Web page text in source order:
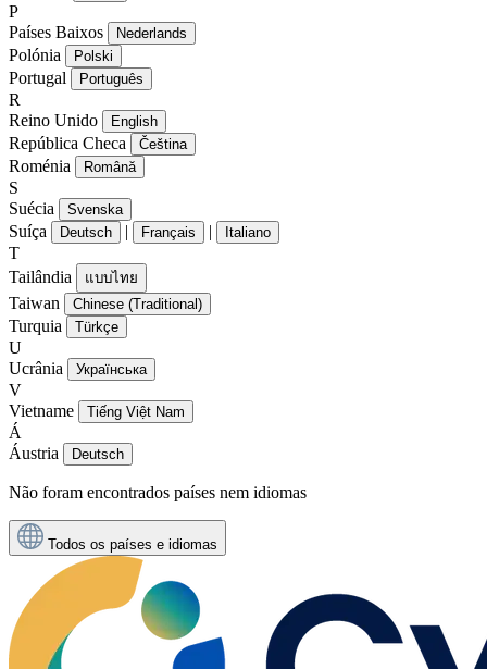
P
Países Baixos
Nederlands
Polónia Polski
Portugal Português
R
Reino Unido
English
República Checa Čeština
Roménia Română
S
Suécia
Svenska
Suíça Deutsch | Français | Italiano
T
Tailândia
แบบไทย
Taiwan Chinese (Traditional)
Turquia Türkçe
U
Ucrânia
Українська
V
Vietname
Tiếng Việt Nam
Á
Áustria
Deutsch
Não foram encontrados países nem idiomas
Todos os países e idiomas